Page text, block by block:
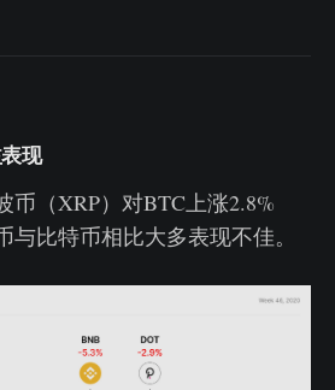
现
币（XRP）对BTC上涨2.8%
比特币相比大多表现不佳。